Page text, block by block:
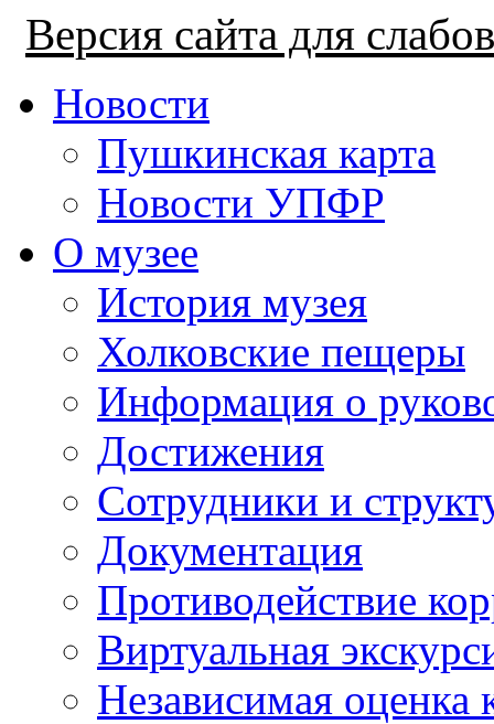
Версия сайта для
Новости
Пушкинская карта
Новости УПФР
О музее
История музея
Холковские пещеры
Информация о
Достижения
Сотрудники и
Документация
Противодействие
Виртуальная
Независимая оценка